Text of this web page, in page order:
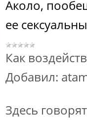
Аколо,
ее
Как
Добавил:
Здесь